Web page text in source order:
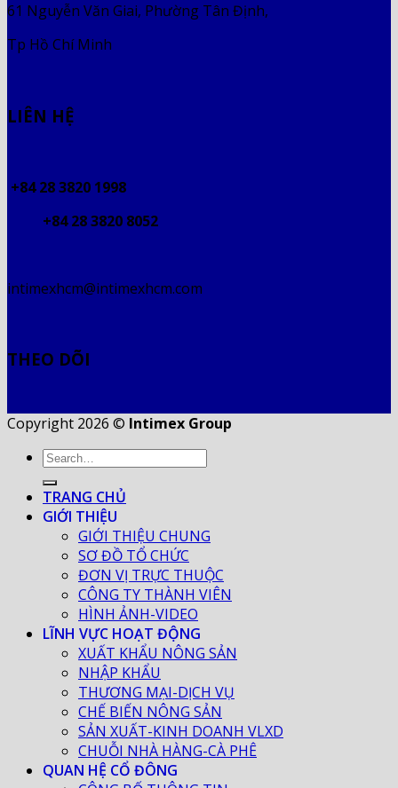
61 Nguyễn Văn Giai, Phường Tân Định,
Tp Hồ Chí Minh
LIÊN HỆ
+84 28 3820 1998
+84 28 3820 8052
intimexhcm@intimexhcm.com
THEO DÕI
Copyright 2026 © Intimex Group
TRANG CHỦ
GIỚI THIỆU
GIỚI THIỆU CHUNG
SƠ ĐỒ TỔ CHỨC
ĐƠN VỊ TRỰC THUỘC
CÔNG TY THÀNH VIÊN
HÌNH ẢNH-VIDEO
LĨNH VỰC HOẠT ĐỘNG
XUẤT KHẨU NÔNG SẢN
NHẬP KHẨU
THƯƠNG MẠI-DỊCH VỤ
CHẾ BIẾN NÔNG SẢN
SẢN XUẤT-KINH DOANH VLXD
CHUỖI NHÀ HÀNG-CÀ PHÊ
QUAN HỆ CỔ ĐÔNG